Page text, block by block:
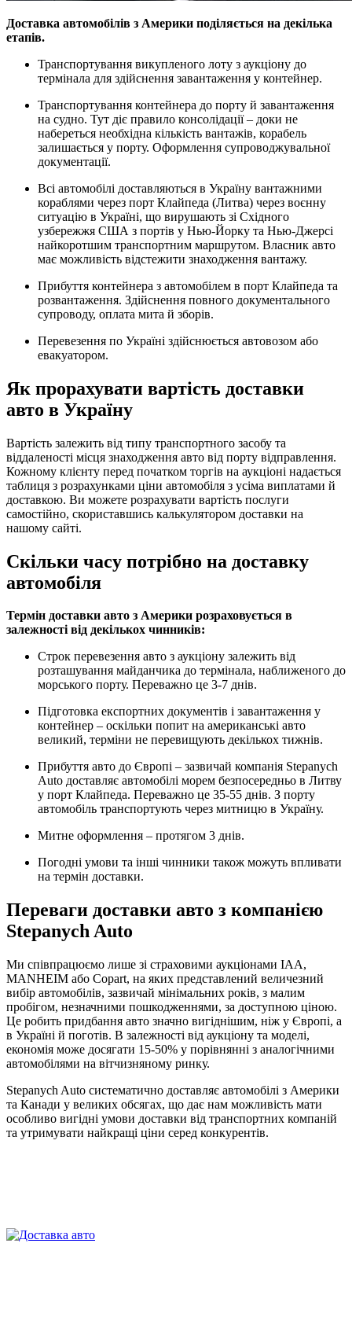
Доставка автомобілів з Америки поділяється на декілька
етапів.
Транспортування викупленого лоту з аукціону до
термінала для здійснення завантаження у контейнер.
Транспортування контейнера до порту й завантаження
на судно. Тут діє правило консолідації – доки не
набереться необхідна кількість вантажів, корабель
залишається у порту. Оформлення супроводжувальної
документації.
Всі автомобілі доставляються в Україну вантажними
кораблями через порт Клайпеда (Литва) через воєнну
ситуацію в Україні, що вирушають зі Східного
узбережжя США з портів у Нью-Йорку та Нью-Джерсі
найкоротшим транспортним маршрутом. Власник авто
має можливість відстежити знаходження вантажу.
Прибуття контейнера з автомобілем в порт Клайпеда та
розвантаження. Здійснення повного документального
супроводу, оплата мита й зборів.
Перевезення по Україні здійснюється автовозом або
евакуатором.
Як прорахувати вартість доставки
авто в Україну
Вартість залежить від типу транспортного засобу та
віддаленості місця знаходження авто від порту відправлення.
Кожному клієнту перед початком торгів на аукціоні надається
таблиця з розрахунками ціни автомобіля з усіма виплатами й
доставкою. Ви можете розрахувати вартість послуги
самостійно, скориставшись калькулятором доставки на
нашому сайті.
Скільки часу потрібно на доставку
автомобіля
Термін доставки авто з Америки розраховується в
залежності від декількох чинників:
Строк перевезення авто з аукціону залежить від
розташування майданчика до термінала, наближеного до
морського порту. Переважно це 3-7 днів.
Підготовка експортних документів і завантаження у
контейнер – оскільки попит на американські авто
великий, терміни не перевищують декількох тижнів.
Прибуття авто до Європі – зазвичай компанія Stepanych
Auto доставляє автомобілі морем безпосередньо в Литву
у порт Клайпеда. Переважно це 35-55 днів. З порту
автомобіль транспортують через митницю в Україну.
Митне оформлення – протягом 3 днів.
Погодні умови та інші чинники також можуть впливати
на термін доставки.
Переваги доставки авто з компанією
Stepanych Auto
Ми співпрацюємо лише зі страховими аукціонами IAA,
MANHEIM або Copart, на яких представлений величезний
вибір автомобілів, зазвичай мінімальних років, з малим
пробігом, незначними пошкодженнями, за доступною ціною.
Це робить придбання авто значно вигіднішим, ніж у Європі, а
в Україні й поготів. В залежності від аукціону та моделі,
економія може досягати 15-50% у порівнянні з аналогічними
автомобілями на вітчизняному ринку.
Stepanych Auto систематично доставляє автомобілі з Америки
та Канади у великих обсягах, що дає нам можливість мати
особливо вигідні умови доставки від транспортних компаній
та утримувати найкращі ціни серед конкурентів.